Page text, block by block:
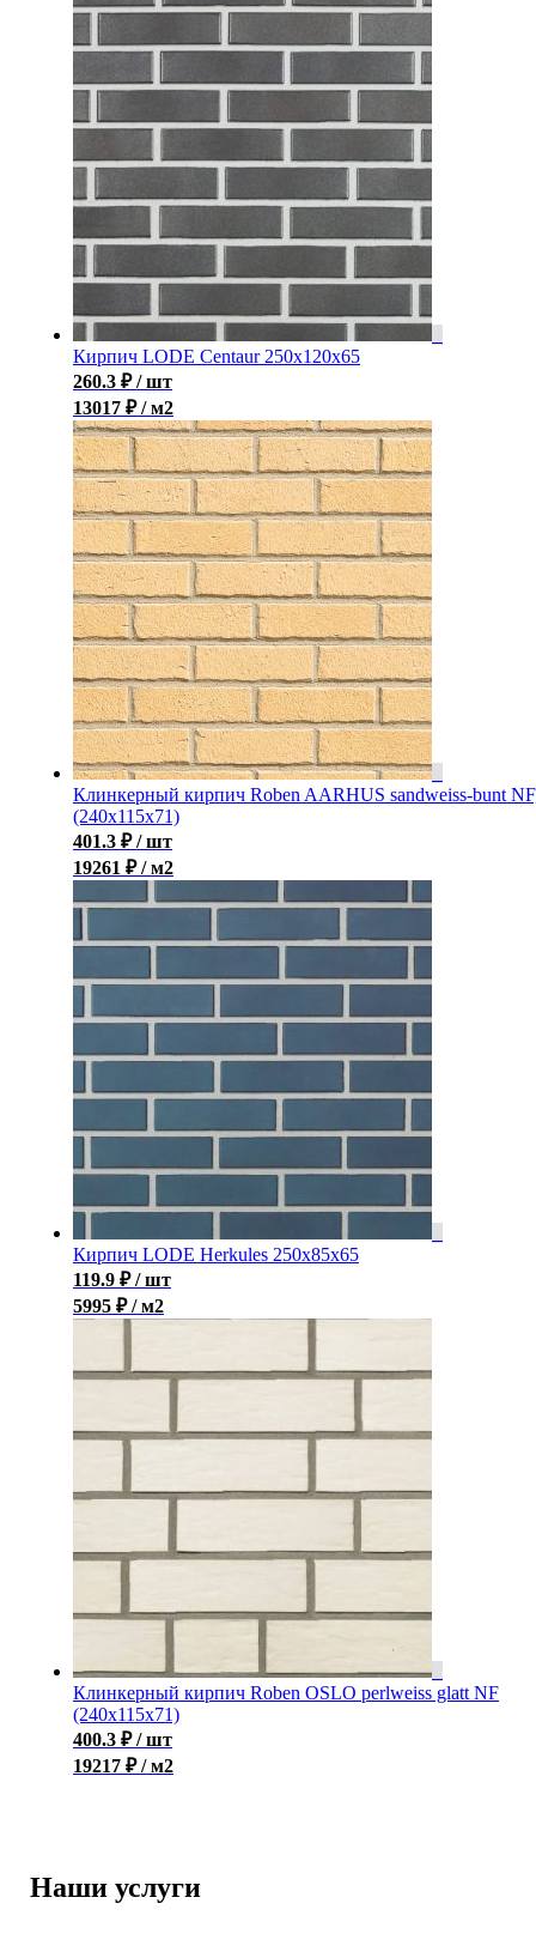
Кирпич LODE Centaur 250x120x65
260.3 ₽ / шт
13017 ₽ / м2
Клинкерный кирпич Roben AARHUS sandweiss-bunt
(240х115х71)
401.3 ₽ / шт
19261 ₽ / м2
Кирпич LODE Herkules 250x85x65
119.9 ₽ / шт
5995 ₽ / м2
Клинкерный кирпич Roben OSLO perlweiss glatt NF
(240x115x71)
400.3 ₽ / шт
19217 ₽ / м2
Наши услуги